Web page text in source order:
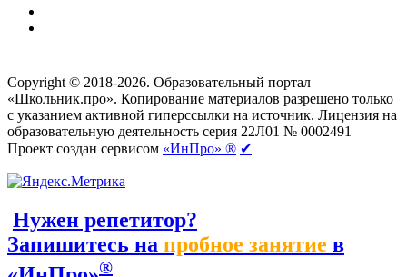
Copyright © 2018-2026. Образовательный портал
«Школьник.про». Копирование материалов разрешено только
с указанием активной гиперссылки на источник. Лицензия на
образовательную деятельность серия 22Л01 № 0002491
Проект создан сервисом «ИнПро» ® ✔
Нужен репетитор?
Запишитесь на пробное занятие в
®